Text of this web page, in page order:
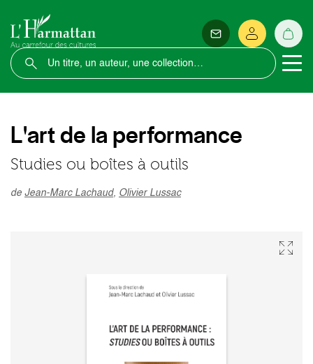
L'art de la performance
Studies ou boîtes à outils
de Jean-Marc Lachaud, Olivier Lussac